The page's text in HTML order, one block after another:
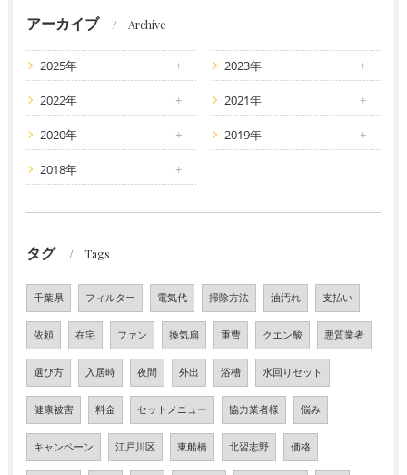
アーカイブ Archive
2025年 2023年
2022年 2021年
2020年 2019年
2018年
タグ Tags
千葉県 フィルター 電気代 掃除方法 油汚れ 支払い
依頼 在宅 ファン 換気扇 重曹 クエン酸 悪質業者
選び方 入居時 夜間 外出 浴槽 水回りセット
健康被害 料金 セットメニュー 協力業者様 悩み
キャンペーン 江戸川区 東船橋 北習志野 価格